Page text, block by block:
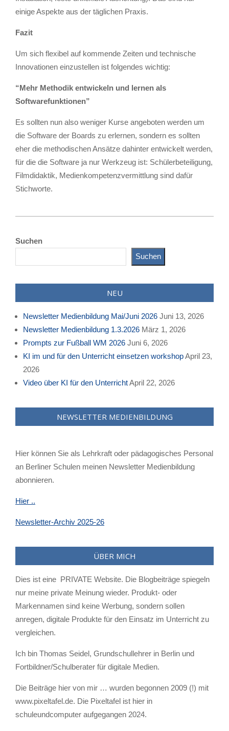
einige Aspekte aus der täglichen Praxis.
Fazit
Um sich flexibel auf kommende Zeiten und technische
Innovationen einzustellen ist folgendes wichtig:
“Mehr Methodik entwickeln und lernen als
Softwarefunktionen”
Es sollten nun also weniger Kurse angeboten werden um
die Software der Boards zu erlernen, sondern es sollten
eher die methodischen Ansätze dahinter entwickelt werden,
für die die Software ja nur Werkzeug ist: Schülerbeteiligung,
Filmdidaktik, Medienkompetenzvermittlung sind dafür
Stichworte.
22
Suchen
Suchen
NEU
Newsletter Medienbildung Mai/Juni 2026 Juni 13, 2026
Newsletter Medienbildung 1.3.2026 März 1, 2026
Prompts zur Fußball WM 2026 Juni 6, 2026
KI im und für den Unterricht einsetzen workshopApril 23,
2026
Video über KI für den UnterrichtApril 22, 2026
NEWSLETTER MEDIENBILDUNG
Hier können Sie als Lehrkraft oder pädagogisches Personal
an Berliner Schulen meinen Newsletter Medienbildung
abonnieren.
Hier ..
Newsletter-Archiv 2025-26
ÜBER MICH
Dies ist eine PRIVATE Website. Die Blogbeiträge spiegeln
nur meine private Meinung wieder. Produkt- oder
Markennamen sind keine Werbung, sondern sollen
anregen, digitale Produkte für den Einsatz im Unterricht zu
vergleichen.
Ich bin Thomas Seidel, Grundschullehrer in Berlin und
Fortbildner/Schulberater für digitale Medien.
Die Beiträge hier von mir … wurden begonnen 2009 (!) mit
www.pixeltafel.de. Die Pixeltafel ist hier in
schuleundcomputer aufgegangen 2024.